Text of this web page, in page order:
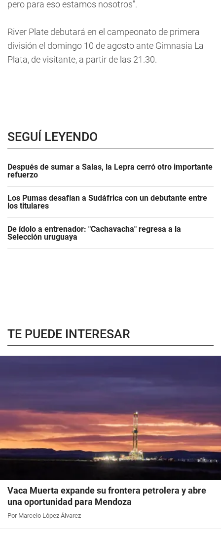
pero para eso estamos nosotros".
River Plate debutará en el campeonato de primera
división el domingo 10 de agosto ante Gimnasia La
Plata, de visitante, a partir de las 21.30.
SEGUÍ LEYENDO
Después de sumar a Salas, la Lepra cerró otro importante
refuerzo
Los Pumas desafían a Sudáfrica con un debutante entre
los titulares
De ídolo a entrenador: "Cachavacha" regresa a la
Selección uruguaya
TE PUEDE INTERESAR
Vaca Muerta expande su frontera petrolera y abre
una oportunidad para Mendoza
Por Marcelo López Álvarez